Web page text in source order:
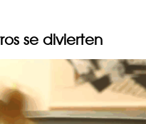
se divierten